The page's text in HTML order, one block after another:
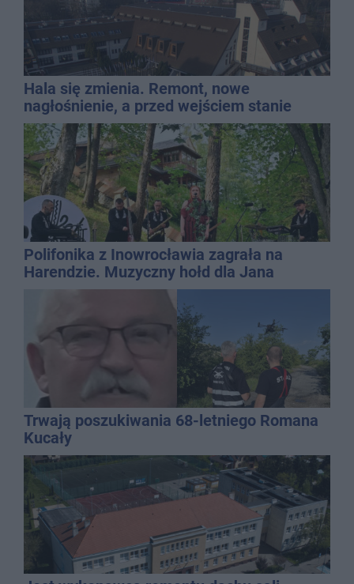
Hala się zmienia. Remont, nowe
nagłośnienie, a przed wejściem stanie
QEMETICA ARENA
Polifonika z Inowrocławia zagrała na
Harendzie. Muzyczny hołd dla Jana
Kasprowicza
Trwają poszukiwania 68-letniego Romana
Kucały